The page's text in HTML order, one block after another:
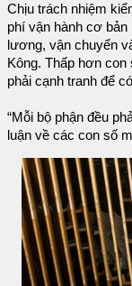
Chịu trách nhiệm
phí vận hành cơ bản
lương, vận chuyển
Kông. Thấp hơn
phải cạnh tranh để
“Mỗi bộ phận đều
luận về các con số